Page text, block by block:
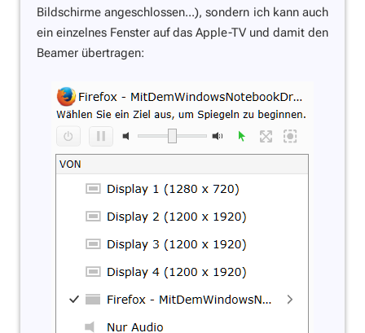
Bildschirme angeschlossen...), sondern ich kann auch
ein einzelnes Fenster auf das Apple-TV und damit den
Beamer übertragen: